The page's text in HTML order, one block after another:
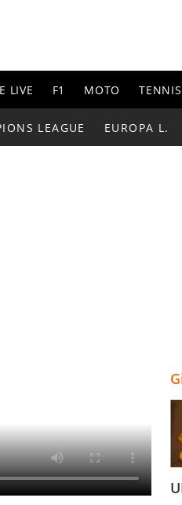
LIVE F1 MOTO TENNIS
LEAGUE EUROPA L.